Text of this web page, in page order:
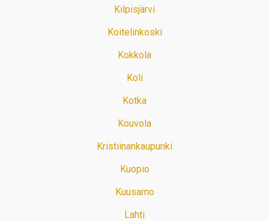
Kilpisjärvi
Koitelinkoski
Kokkola
Koli
Kotka
Kouvola
Kristiinankaupunki
Kuopio
Kuusamo
Lahti